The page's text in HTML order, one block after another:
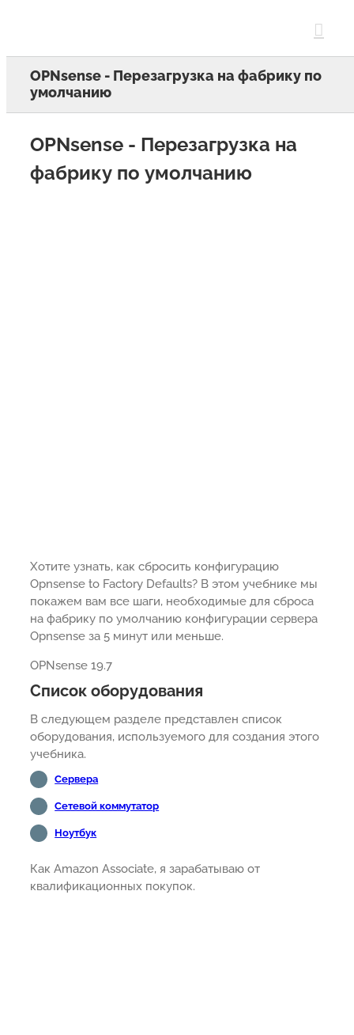
OPNsense - Перезагрузка на фабрику по
умолчанию
OPNsense - Перезагрузка на
фабрику по умолчанию
Хотите узнать, как сбросить конфигурацию
Opnsense to Factory Defaults? В этом учебнике мы
покажем вам все шаги, необходимые для сброса
на фабрику по умолчанию конфигурации сервера
Opnsense за 5 минут или меньше.
OPNsense 19.7
Список оборудования
В следующем разделе представлен список
оборудования, используемого для создания этого
учебника.
Сервера
Сетевой коммутатор
Ноутбук
Как Amazon Associate, я зарабатываю от
квалификационных покупок.